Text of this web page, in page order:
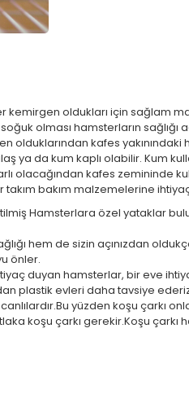
oldukları için sağlam
olması hamsterların sağlığı
kafes
ya da kum kaplı olabilir. Kum
olacağından kafes zemininde
bakım malzemelerine
Hamsterlara özel yataklar
hem de sizin açınızdan
önler.
duyan hamsterlar, bir eve
plastik evleri daha tavsiye
yüzden koşu çarkı
koşu çarkı gerekir.Koşu çarkı